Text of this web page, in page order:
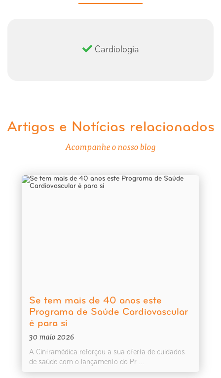
Cardiologia
Artigos e Notícias relacionados
Acompanhe o nosso blog
Se tem mais de 40 anos este
Programa de Saúde Cardiovascular
é para si
30 maio 2026
A Cintramédica reforçou a sua oferta de cuidados
de saúde com o lançamento do Pr ...